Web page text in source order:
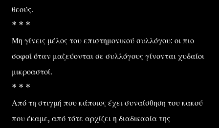
θεούς.
* * *
Μη γίνεις μέλος του επιστημονικού συλλόγου: οι πιο
σοφοί όταν μαζεύονται σε συλλόγους γίνονται χυδαίοι
μικροαστοί.
* * *
Από τη στιγμή που κάποιος έχει συναίσθηση του κακού
που έκαμε, από τότε αρχίζει η διαδικασία της